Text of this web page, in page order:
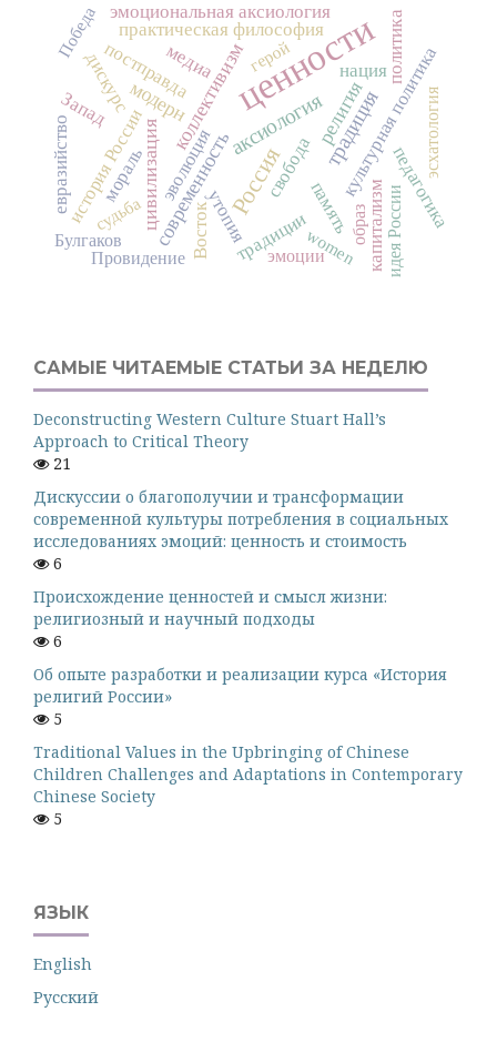
ценности
Россия
традиция
аксиология
коллективизм
модерн
современность
религия
цивилизация
практическая философия
эволюция
нация
эмоциональная аксиология
постправда
утопия память
политика
история России культурная политика
свобода
медиа
дискурс
мораль
традиции
Запад
Восток
евразийство педагогика
капитализм
судьба
Провидение women
образ
эсхатология
Булгаков идея России
эмоции
герой
Победа
САМЫЕ ЧИТАЕМЫЕ СТАТЬИ ЗА НЕДЕЛЮ
Deconstructing Western Culture Stuart Hall’s
Approach to Critical Theory
21
Дискуссии о благополучии и трансформации
современной культуры потребления в социальных
исследованиях эмоций: ценность и стоимость
6
Происхождение ценностей и смысл жизни:
религиозный и научный подходы
6
Об опыте разработки и реализации курса «История
религий России»
5
Traditional Values in the Upbringing of Chinese
Children Challenges and Adaptations in Contemporary
Chinese Society
5
ЯЗЫК
English
Русский